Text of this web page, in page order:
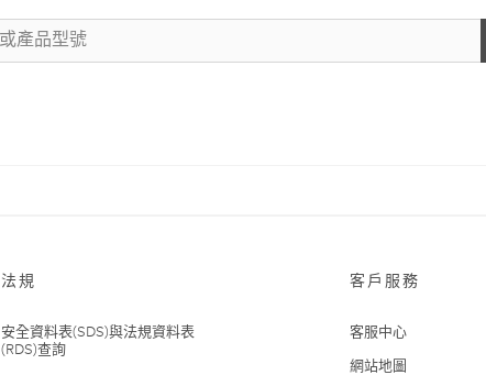
法規
安全資料表(SDS)與法規資料表
(RDS)查詢
客戶服務
客服中心
網站地圖